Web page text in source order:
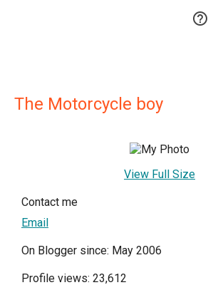

The Motorcycle boy
View Full Size
Contact me
Email
On Blogger since: May 2006
Profile views: 23,612